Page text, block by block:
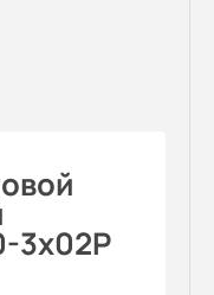
3x02P